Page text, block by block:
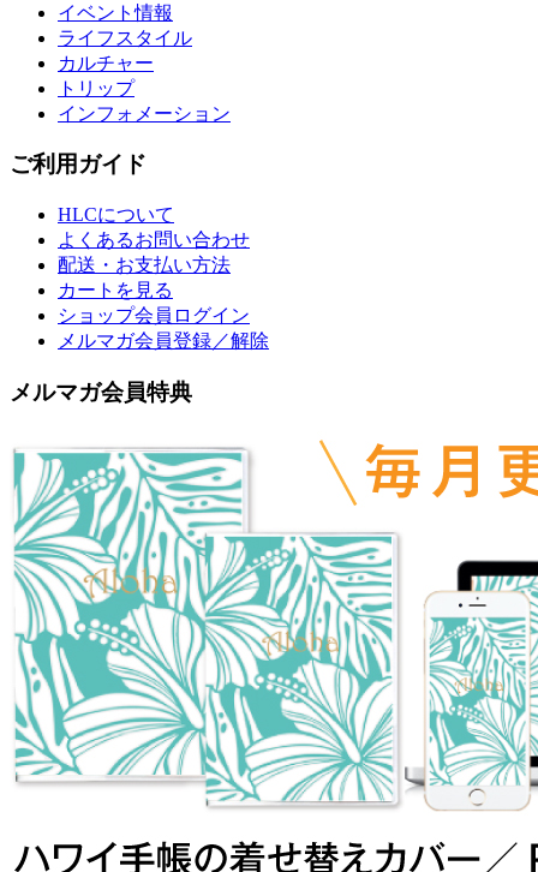
イベント情報
ライフスタイル
カルチャー
トリップ
インフォメーション
ご利用ガイド
HLCについて
よくあるお問い合わせ
配送・お支払い方法
カートを見る
ショップ会員ログイン
メルマガ会員登録／解除
メルマガ会員特典